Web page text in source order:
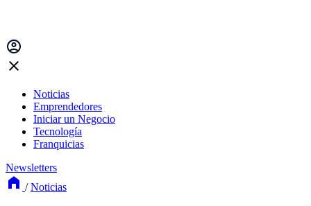
Noticias
Emprendedores
Iniciar un Negocio
Tecnología
Franquicias
Newsletters
/ Noticias